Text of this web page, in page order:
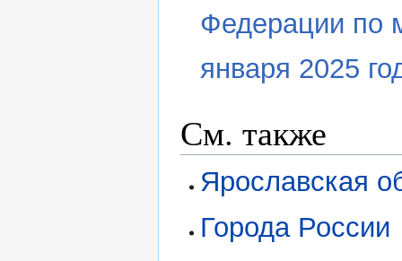
Федерации по
января 2025
См. также
Ярославская
Города России